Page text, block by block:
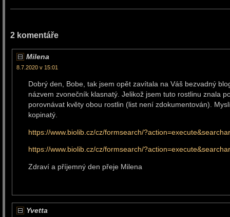
2 komentáře
Milena
8.7.2020 v 15:01
Dobrý den, Bobe, tak jsem opět zavítala na Váš bezvadný
názvem zvonečník klasnatý. Jelikož jsem tuto rostlinu znala
porovnávat květy obou rostlin (list není zdokumentován).
kopinatý.
https://www.biolib.cz/cz/formsearch/
https://www.biolib.cz/cz/formsearch/
Zdraví a příjemný den přeje Milena
Yvetta